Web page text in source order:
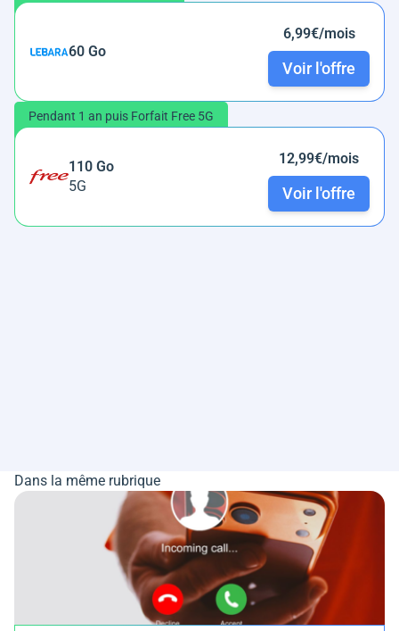
60 Go
6,99€/mois
Voir l'offre
Pendant 1 an puis Forfait Free 5G
110 Go
5G
12,99€/mois
Voir l'offre
Dans la même rubrique